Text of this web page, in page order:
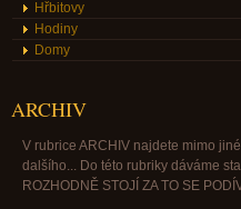
Hřbitovy
Hodiny
Domy
ARCHIV
V rubrice ARCHIV najdete mimo
dalšího... Do této rubriky dáváme
ROZHODNĚ STOJÍ ZA TO SE